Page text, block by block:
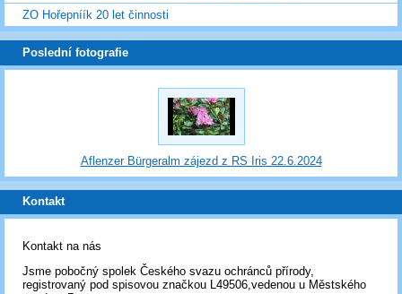
ZO Hořepníík 20 let činnosti
Poslední fotografie
Aflenzer Bürgeralm zájezd z RS Iris 22.6.2024
Kontakt
Kontakt na nás
Jsme pobočný spolek Českého svazu ochránců přírody,
registrovaný pod spisovou značkou L49506,vedenou u Městského